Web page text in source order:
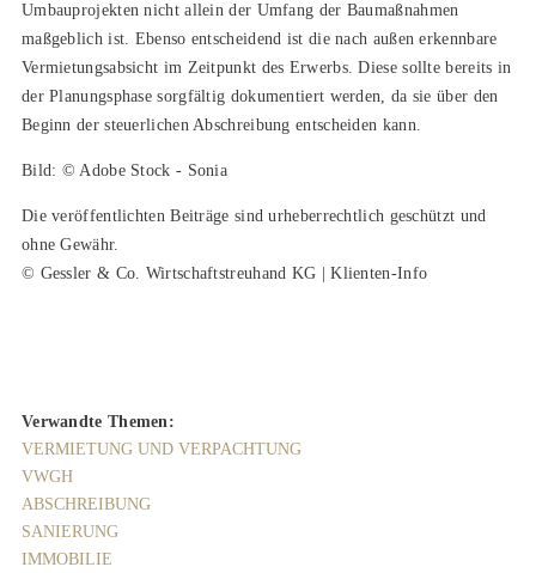
Umbauprojekten nicht allein der Umfang der Baumaßnahmen
maßgeblich ist. Ebenso entscheidend ist die nach außen erkennbare
Vermietungsabsicht im Zeitpunkt des Erwerbs. Diese sollte bereits in
der Planungsphase sorgfältig dokumentiert werden, da sie über den
Beginn der steuerlichen Abschreibung entscheiden kann.
Bild: © Adobe Stock - Sonia
Die veröffentlichten Beiträge sind urheberrechtlich geschützt und
ohne Gewähr.
© Gessler & Co. Wirtschaftstreuhand KG | Klienten-Info
Verwandte Themen:
VERMIETUNG UND VERPACHTUNG
VWGH
ABSCHREIBUNG
SANIERUNG
IMMOBILIE